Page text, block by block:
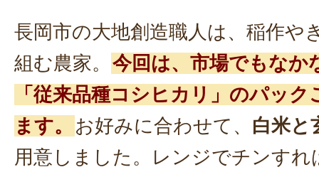
長岡市の大地創造職人は、稲作や
組む農家。 今回は、市場でもなか
「従来品種コシヒカリ」のパッ
ます。
お好みに合わせて、 白米と
用意しました。レンジでチンすれ